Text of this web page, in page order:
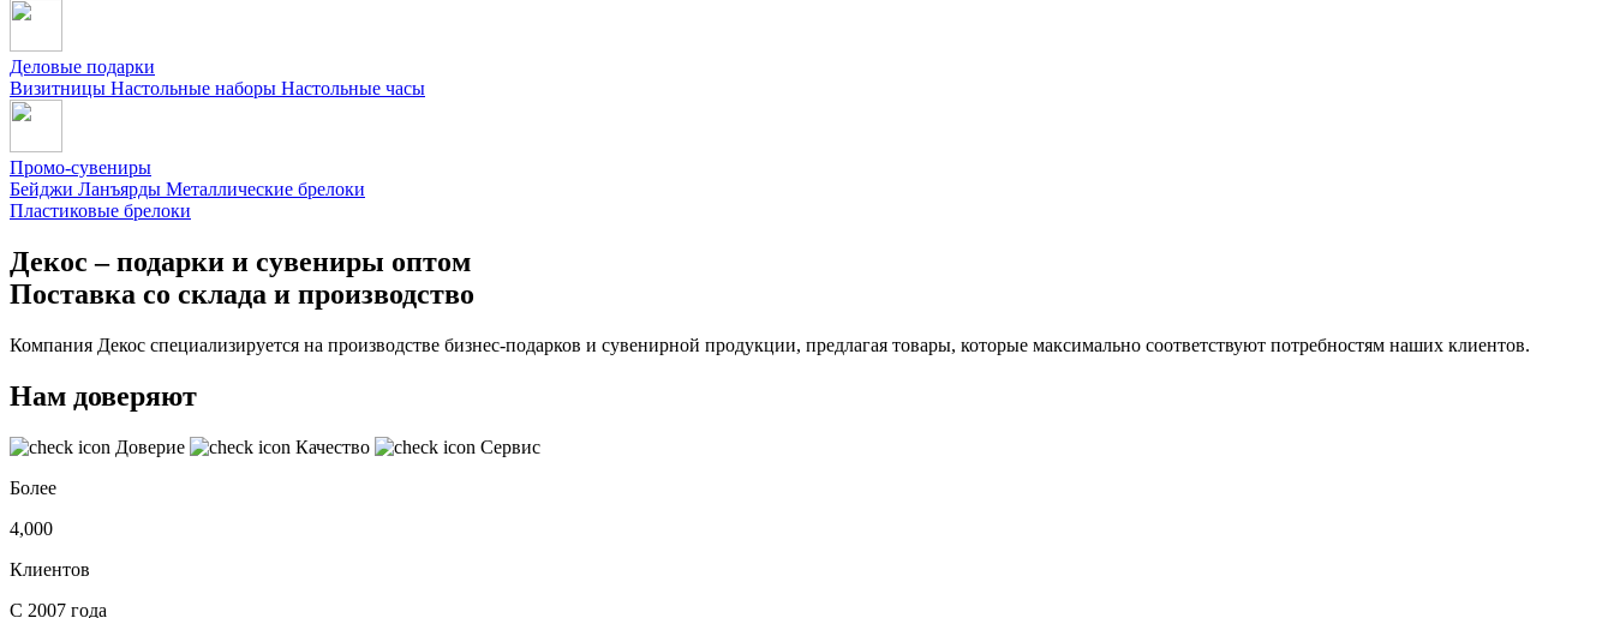
Деловые подарки
Визитницы Настольные наборы Настольные часы
Промо-сувениры
Бейджи Ланъярды Металлические брелоки
Пластиковые брелоки
Декос – подарки и сувениры оптом
Поставка со склада и производство
Компания Декос специализируется на производстве бизнес-подарков и сувенирной продукции, предлагая товары, которые максимально соответствуют потребностям наших клиентов.
Нам доверяют
Доверие Качество
Сервис
Более
4,000
Клиентов
С 2007 года